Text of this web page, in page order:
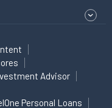
Advisor
Personal Loans